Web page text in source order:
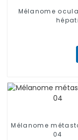
Mélanome
Mélanome
04